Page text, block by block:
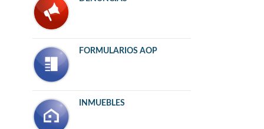
FORMULARIOS AOP
INMUEBLES